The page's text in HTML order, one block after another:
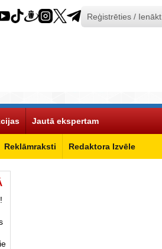
Reģistrēties / Ienākt
Reklāmraksti Redaktora Izvēle
Jautā ekspertam